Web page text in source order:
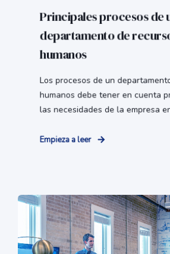
Principales procesos de
departamento de
humanos
Los procesos de un
humanos debe tener en cuenta
las necesidades de la empresa
Empieza a leer